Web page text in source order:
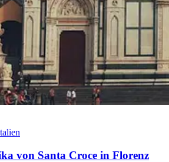
von Santa Croce in Florenz